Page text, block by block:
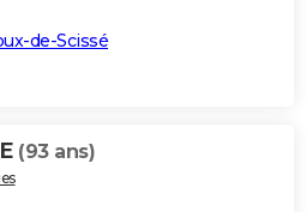
de-Scissé
(93 ans)